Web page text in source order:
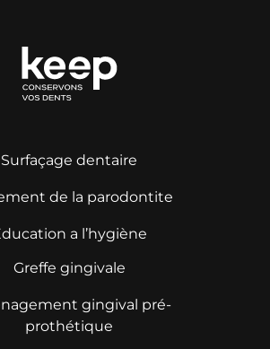
Surfaçage dentaire
de la parodontite
a l’hygiène
Greffe gingivale
gingival pré-
prothétique